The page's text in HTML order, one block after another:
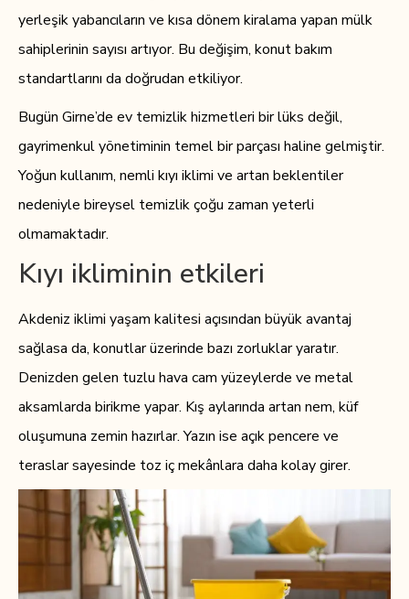
yerleşik yabancıların ve kısa dönem kiralama yapan mülk
sahiplerinin sayısı artıyor. Bu değişim, konut bakım
standartlarını da doğrudan etkiliyor.
Bugün Girne’de ev temizlik hizmetleri bir lüks değil,
gayrimenkul yönetiminin temel bir parçası haline gelmiştir.
Yoğun kullanım, nemli kıyı iklimi ve artan beklentiler
nedeniyle bireysel temizlik çoğu zaman yeterli
olmamaktadır.
Kıyı ikliminin etkileri
Akdeniz iklimi yaşam kalitesi açısından büyük avantaj
sağlasa da, konutlar üzerinde bazı zorluklar yaratır.
Denizden gelen tuzlu hava cam yüzeylerde ve metal
aksamlarda birikme yapar. Kış aylarında artan nem, küf
oluşumuna zemin hazırlar. Yazın ise açık pencere ve
teraslar sayesinde toz iç mekânlara daha kolay girer.